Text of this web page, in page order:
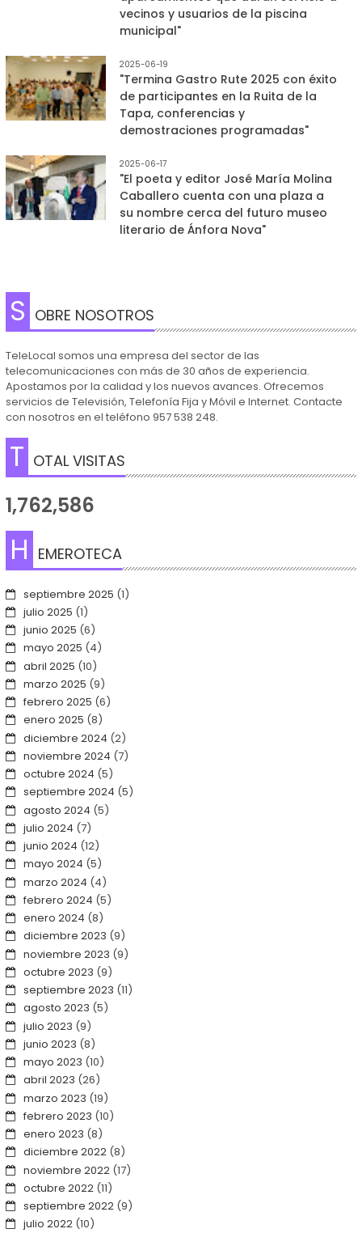
vecinos y usuarios de la piscina
municipal"
2025-06-19
"Termina Gastro Rute 2025 con éxito
de participantes en la Ruita de la
Tapa, conferencias y
demostraciones programadas"
2025-06-17
"El poeta y editor José María Molina
Caballero cuenta con una plaza a
su nombre cerca del futuro museo
literario de Ánfora Nova"
S OBRE NOSOTROS
TeleLocal somos una empresa del sector de las
telecomunicaciones con más de 30 años de experiencia.
Apostamos por la calidad y los nuevos avances. Ofrecemos
servicios de Televisión, Telefonía Fija y Móvil e Internet. Contacte
con nosotros en el teléfono 957 538 248.
T OTAL VISITAS
1,762,586
H EMEROTECA
septiembre 2025 (1)
julio 2025 (1)
junio 2025 (6)
mayo 2025 (4)
abril 2025 (10)
marzo 2025 (9)
febrero 2025 (6)
enero 2025 (8)
diciembre 2024 (2)
noviembre 2024 (7)
octubre 2024 (5)
septiembre 2024 (5)
agosto 2024 (5)
julio 2024 (7)
junio 2024 (12)
mayo 2024 (5)
marzo 2024 (4)
febrero 2024 (5)
enero 2024 (8)
diciembre 2023 (9)
noviembre 2023 (9)
octubre 2023 (9)
septiembre 2023 (11)
agosto 2023 (5)
julio 2023 (9)
junio 2023 (8)
mayo 2023 (10)
abril 2023 (26)
marzo 2023 (19)
febrero 2023 (10)
enero 2023 (8)
diciembre 2022(8)
noviembre 2022(17)
octubre 2022(11)
septiembre 2022(9)
julio 2022(10)